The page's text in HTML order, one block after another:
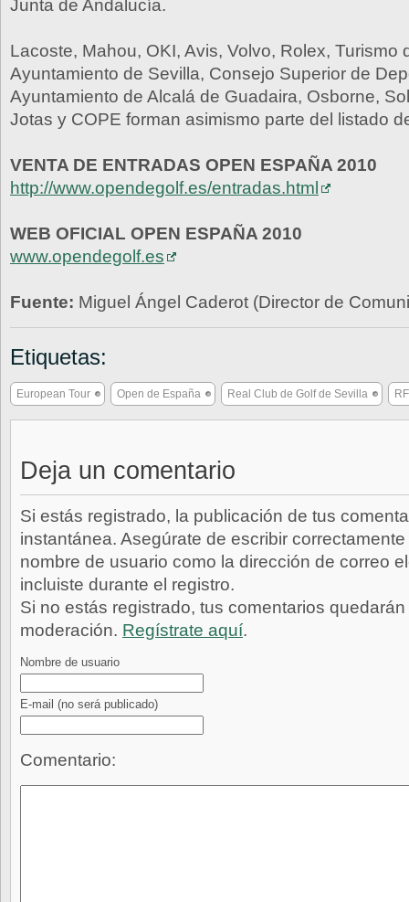
Junta de Andalucía.
Lacoste, Mahou, OKI, Avis, Volvo, Rolex, Turismo
Ayuntamiento de Sevilla, Consejo Superior de
Ayuntamiento de Alcalá de Guadaira, Osborne,
Jotas y COPE forman asimismo parte del listado
VENTA DE ENTRADAS OPEN ESPAÑA 2010
http://www.opendegolf.es/entradas.html
WEB OFICIAL OPEN ESPAÑA 2010
www.opendegolf.es
Fuente: Miguel Ángel Caderot (Director de
Etiquetas:
European Tour Open de España Real Club de Golf de Sevilla
Deja un comentario
Si estás registrado, la publicación de tus
instantánea. Asegúrate de escribir
nombre de usuario como la dirección de correo
incluiste durante el registro.
Si no estás registrado, tus comentarios
moderación. Regístrate aquí.
Nombre de usuario
E-mail (no será publicado)
Comentario: